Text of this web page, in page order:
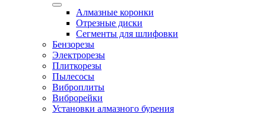
Алмазные коронки
Отрезные диски
Сегменты для шлифовки
Бензорезы
Электрорезы
Плиткорезы
Пылесосы
Виброплиты
Виброрейки
Установки алмазного бурения